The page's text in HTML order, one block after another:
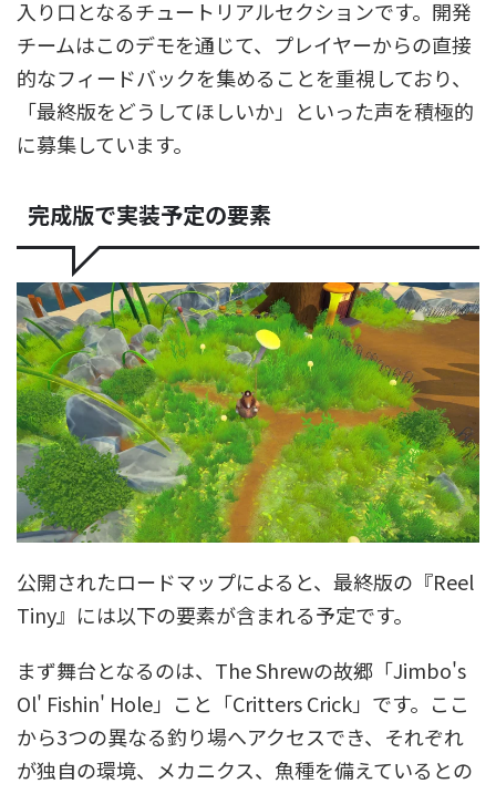
入り口となるチュートリアルセクションです。開発
チームはこのデモを通じて、プレイヤーからの直接
的なフィードバックを集めることを重視しており、
「最終版をどうしてほしいか」といった声を積極的
に募集しています。
完成版で実装予定の要素
公開されたロードマップによると、最終版の『Reel
Tiny』には以下の要素が含まれる予定です。
まず舞台となるのは、The Shrewの故郷「Jimbo's
Ol' Fishin' Hole」こと「Critters Crick」です。ここ
から3つの異なる釣り場へアクセスでき、それぞれ
が独自の環境、メカニクス、魚種を備えているとの